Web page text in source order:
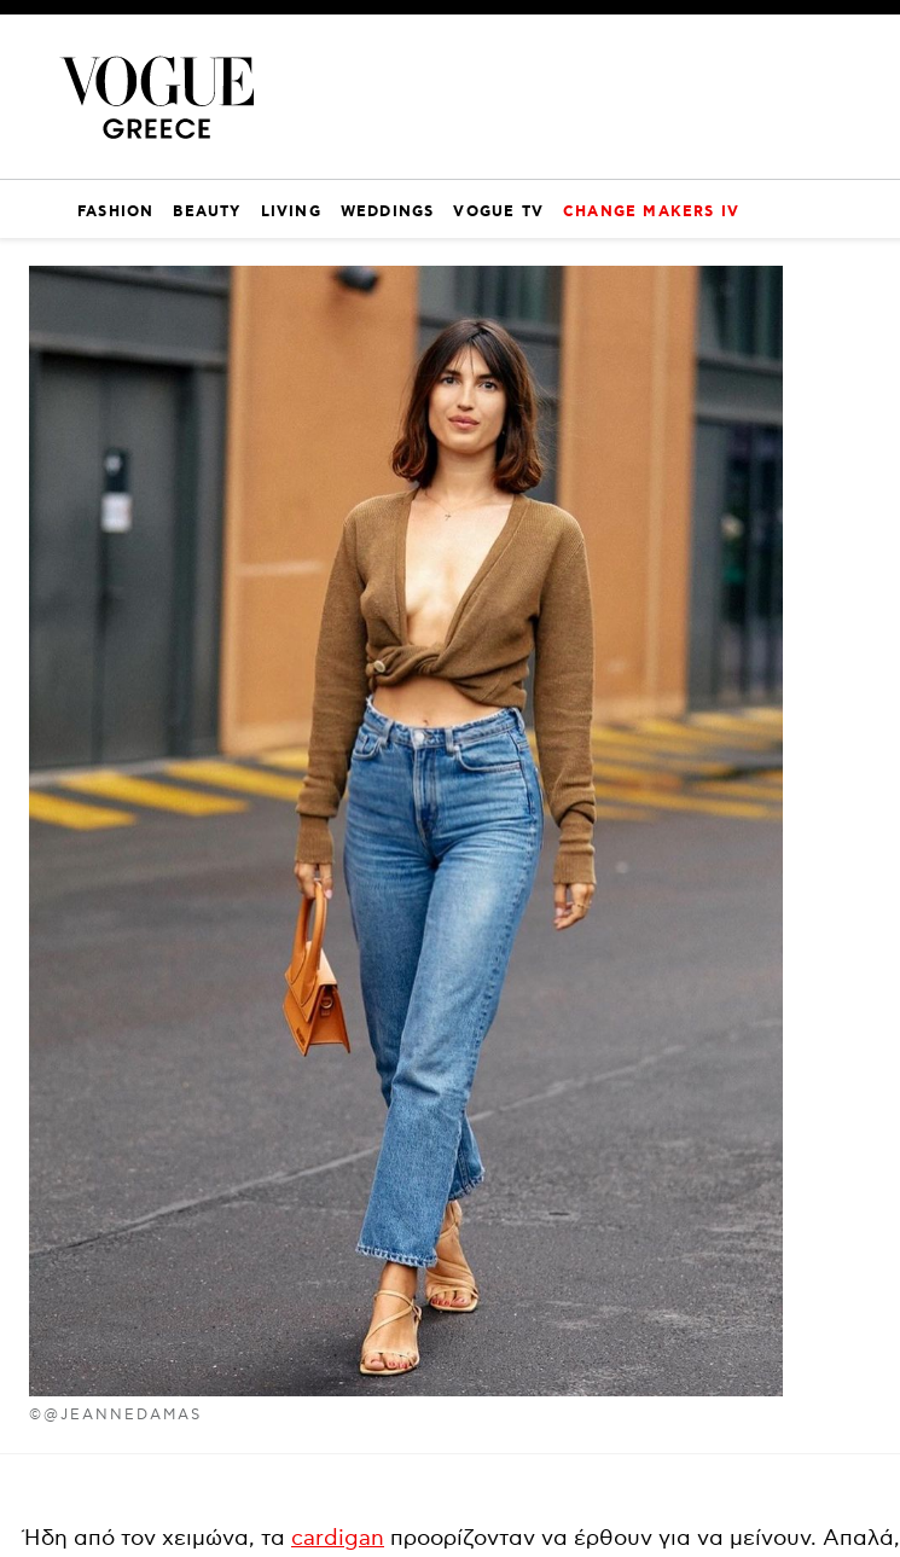
FASHION BEAUTY LIVING WEDDINGS VOGUE TV CHANGE MAKERS IV
©@JEANNEDAMAS
Ήδη από τον χειμώνα, τα cardigan προορίζονταν να έρθουν για να μείνουν. Απαλά,